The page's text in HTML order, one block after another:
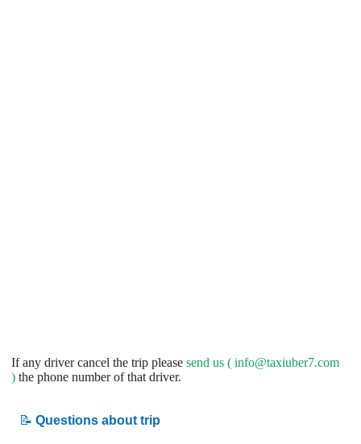
If any driver cancel the trip please send us ( info@taxiuber7.com
) the phone number of that driver.
📝 Questions about trip